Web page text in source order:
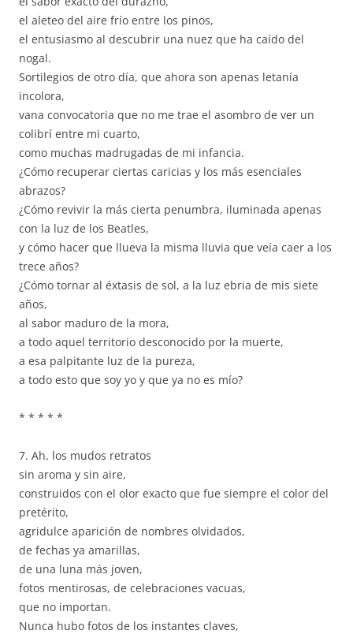
el aleteo del aire frío entre los pinos,
el entusiasmo al descubrir una nuez que ha caído del
nogal.
Sortilegios de otro día, que ahora son apenas letanía
incolora,
vana convocatoria que no me trae el asombro de ver un
colibrí entre mi cuarto,
como muchas madrugadas de mi infancia.
¿Cómo recuperar ciertas caricias y los más esenciales
abrazos?
¿Cómo revivir la más cierta penumbra, iluminada apenas
con la luz de los Beatles,
y cómo hacer que llueva la misma lluvia que veía caer a los
trece años?
¿Cómo tornar al éxtasis de sol, a la luz ebria de mis siete
años,
al sabor maduro de la mora,
a todo aquel territorio desconocido por la muerte,
a esa palpitante luz de la pureza,
a todo esto que soy yo y que ya no es mío?
* * * * *
7. Ah, los mudos retratos
sin aroma y sin aire,
construidos con el olor exacto que fue siempre el color del
pretérito,
agridulce aparición de nombres olvidados,
de fechas ya amarillas,
de una luna más joven,
fotos mentirosas, de celebraciones vacuas,
que no importan.
Nunca hubo fotos de los instantes claves,